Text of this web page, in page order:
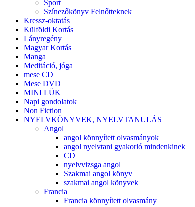
Sport
Színezőkönyv Felnőtteknek
Kressz-oktatás
Külföldi Kortás
Lányregény
Magyar Kortás
Manga
Meditáció, jóga
mese CD
Mese DVD
MINI LÜK
Napi gondolatok
Non Fiction
NYELVKÖNYVEK, NYELVTANULÁS
Angol
angol könnyített olvasmányok
angol nyelvtani gyakorló mindenkinek
CD
nyelvvizsga angol
Szakmai angol könyv
szakmai angol könyvek
Francia
Francia könnyített olvasmány